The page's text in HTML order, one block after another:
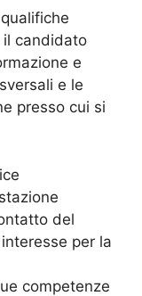
il candidato
e
e le
presso cui si
del
per la
competenze